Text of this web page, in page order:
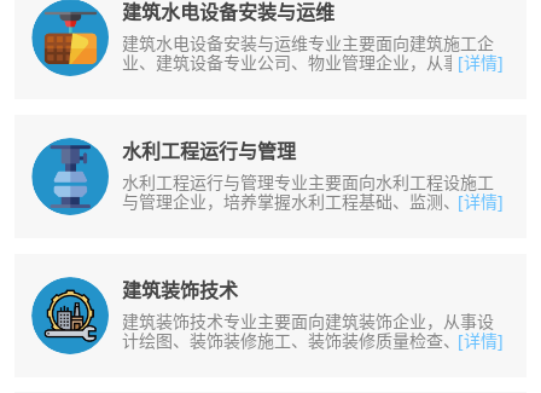
建筑水电设备安装与运维
建筑水电设备安装与运维专业主要面向建筑施工企
业、建筑设备专业公司、物业管理企业，从事水、
[详情]
水利工程运行与管理
水利工程运行与管理专业主要面向水利工程设施工
与管理企业，培养掌握水利工程基础、监测、维[详情]
建筑装饰技术
建筑装饰技术专业主要面向建筑装饰企业，从事设
计绘图、装饰装修施工、装饰装修质量检查、建筑
[详情]